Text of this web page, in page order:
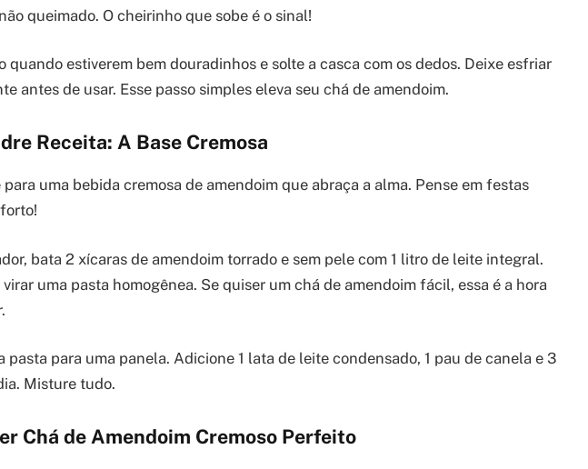
queimado. O cheirinho que sobe é o sinal!
quando estiverem bem douradinhos e solte a casca com os dedos. Deixe esfriar
antes de usar. Esse passo simples eleva seu chá de amendoim.
Receita: A Base Cremosa
para uma bebida cremosa de amendoim que abraça a alma. Pense em festas
bata 2 xícaras de amendoim torrado e sem pele com 1 litro de leite integral.
uma pasta homogênea. Se quiser um chá de amendoim fácil, essa é a hora
pasta para uma panela. Adicione 1 lata de leite condensado, 1 pau de canela e 3
Misture tudo.
Chá de Amendoim Cremoso Perfeito